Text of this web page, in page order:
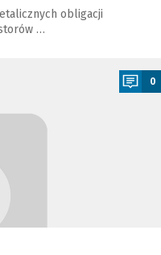
obligacji
…
0